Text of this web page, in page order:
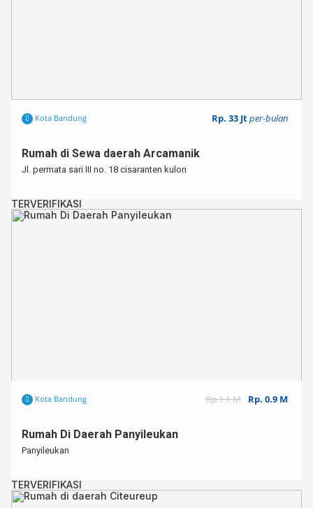
Kota Bandung Rp. 33 Jtper-bulan
Rumah di Sewa daerah Arcamanik
Jl. permata sari III no. 18 cisaranten kulon
TERVERIFIKASI
Kota Bandung Rp.1.1 M Rp. 0.9 M
Rumah Di Daerah Panyileukan
Panyileukan
TERVERIFIKASI